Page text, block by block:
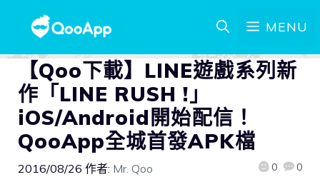
MENU
【Qoo下載】LINE遊戲系列新
作「LINE RUSH !」
iOS/Android開始配信！
QooApp全城首發APK檔
2016/08/26 作者: Mr. Qoo 0 0